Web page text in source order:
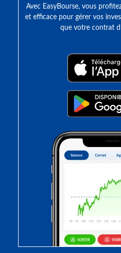
Avec EasyBourse, vous
et efficace pour gérer vos
que votre contrat